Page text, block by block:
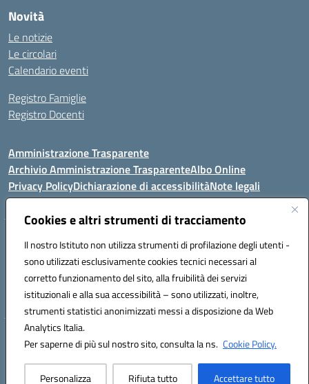
Cookies e altri strumenti di tracciamento
Il nostro Istituto non utilizza strumenti di profilazione degli utenti -
sono utilizzati esclusivamente cookies tecnici necessari al
corretto funzionamento del sito, alla fruibilità dei servizi
istituzionali e alla sua accessibilità – sono utilizzati, inoltre,
strumenti statistici anonimizzati messi a disposizione da Web
Analytics Italia.
Per saperne di più sul nostro sito, consulta la ns. Cookie Policy.
Personalizza Rifiuta tutto Accettare tutto
Novità
Le notizie
Le circolari
Calendario eventi
Registro Famiglie
Registro Docenti
Amministrazione Trasparente
Archivio Amministrazione TrasparenteAlbo Online
Privacy PolicyDichiarazione di accessibilitàNote legali
Istituto Comprensivo Statale
Via Cupa Campanariello, 5 - 80059, Torre del Greco (NA)
Tel. +39 0818834377 - Fax +39 0818834377 - Cod.Fisc. 95170530638
Email: naic8df00a@istruzione.it - PEC: naic8df00a@pec.istruzione.it
Hosting & Powered by 3D Solution S.r.l.
Concept & Design by Designers Italia